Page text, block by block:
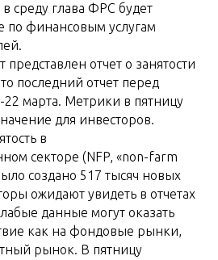
среду глава ФРС будет
по финансовым услугам
отчет о занятости
последний отчет перед
марта. Метрики в пятницу
для инвесторов.
в
секторе (NFP, «non-farm
создано 517 тысяч новых
ожидают увидеть в отчетах
данные могут оказать
как на фондовые рынки,
рынок. В пятницу